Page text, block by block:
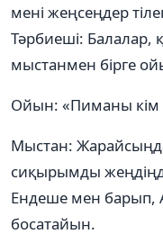
мені жеңсеңдер
Тәрбиеші: Балалар,
мыстанмен бірге
Ойын: «Пиманы кім
Мыстан:
сиқырымды
Ендеше мен барып,
босатайын.